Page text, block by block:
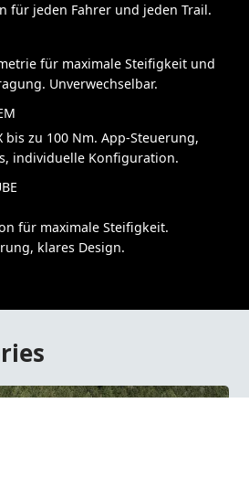
für jeden Fahrer und jeden Trail.
für maximale Steifigkeit und
Unverwechselbar.
bis zu 100 Nm. App-Steuerung,
individuelle Konfiguration.
für maximale Steifigkeit.
klares Design.